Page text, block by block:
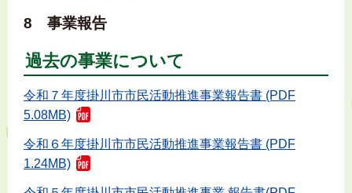
8 事業報告
過去の事業について
令和７年度掛川市市民活動推進事業報告書 (PDF
5.08MB)
令和６年度掛川市市民活動推進事業報告書 (PDF
1.24MB)